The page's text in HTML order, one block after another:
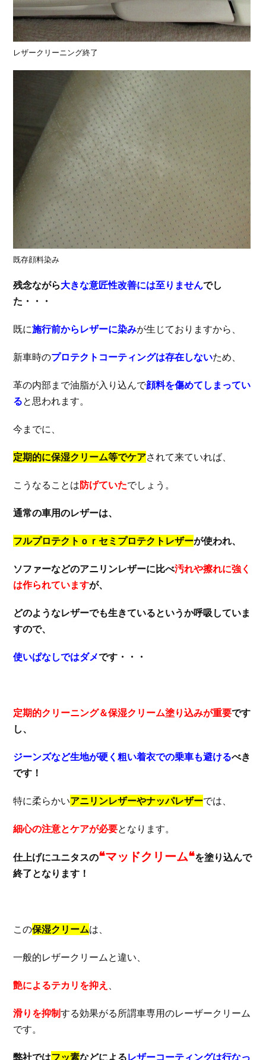
レザークリーニング終了
既存顔料染み
残念ながら大きな意匠性改善には至りませんでし
た・・・
既に施行前からレザーに染みが生じておりますから、
新車時のプロテクトコーティングは存在しないため、
革の内部まで油脂が入り込んで顔料を傷めてしまってい
ると思われます。
今までに、
定期的に保湿クリーム等でケアされて来ていれば、
こうなることは防げていたでしょう。
通常の車用のレザーは、
フルプロテクトｏｒセミプロテクトレザーが使われ、
ソファーなどのアニリンレザーに比べ汚れや擦れに強く
は作られていますが、
どのようなレザーでも生きているというか呼吸していま
すので、
使いぱなしではダメです・・・
定期的クリーニング＆保湿クリーム塗り込みが重要です
し、
ジーンズなど生地が硬く粗い着衣での乗車も避けるべき
です！
特に柔らかいアニリンレザーやナッパレザーでは、
細心の注意とケアが必要となります。
仕上げにユニタスの❝マッドクリーム❝を塗り込んで
終了となります！
この保湿クリームは、
一般的レザークリームと違い、
艶によるテカリを抑え 、
滑りを抑制する効果がる所謂車専用のレーザークリーム
です。
弊社ではフッ素などによるレザーコーティングは行なっ